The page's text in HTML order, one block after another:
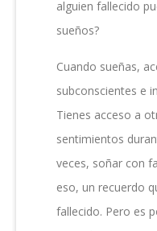
alguien fallecido
sueños?
Cuando sueñas,
subconscientes e
Tienes acceso a
sentimientos
veces, soñar con
eso, un recuerdo
fallecido. Pero es